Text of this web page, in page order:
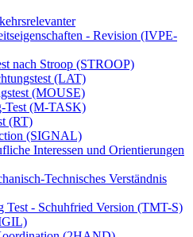
- Revision (IVPE-
nach Stroop (STROOP)
(LAT)
(MOUSE)
Test (M-TASK)
(RT)
(SIGNAL)
Interessen und Orientierungen
Technisches Verständnis
Test - Schuhfried Version (TMT-S)